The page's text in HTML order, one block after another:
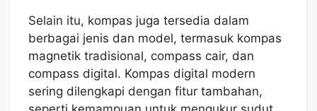
Selain itu, kompas juga tersedia dalam
berbagai jenis dan model, termasuk kompas
magnetik tradisional, compass cair, dan
compass digital. Kompas digital modern
sering dilengkapi dengan fitur tambahan,